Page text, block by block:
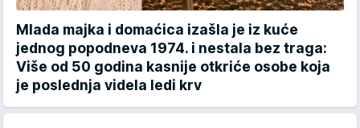
Mlada majka i domaćica izašla je iz kuće
jednog popodneva 1974. i nestala bez traga:
Više od 50 godina kasnije otkriće osobe koja
je poslednja videla ledi krv